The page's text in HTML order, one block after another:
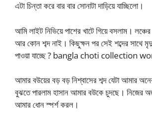
এটা চিন্তা করে বার বার সোনাটা দাড়িয়ে যাচ্ছিলো।
আমি লাইট নিভিয়ে পাশের খাটে গিয়ে বসলাম।
আর কোন শব্দ নাই। কিছুক্ষন পর সেই শব্দের সাথে
পাওয়া যাচ্ছে ? bangla choti collection
আমার বউয়ের বড় বড় নিশ্বাসের শব্দ যেটা আমার
বুঝতে পারলাম হাসান আমার বউকে চুদছে। নিজের
আমার ধোন স্পর্শ করল।